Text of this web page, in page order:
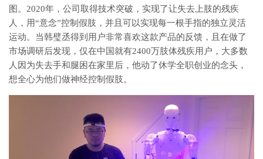
图。2020年，公司取得技术突破，实现了让失去上肢的残疾
人，用“意念”控制假肢，并且可以实现每一根手指的独立灵活
运动。当韩璧丞得到用户非常喜欢这款产品的反馈，且在做了
市场调研后发现，仅在中国就有2400万肢体残疾用户，大多数
人因为失去手和腿困在家里后，他动了休学全职创业的念头，
想全心为他们做神经控制假肢。